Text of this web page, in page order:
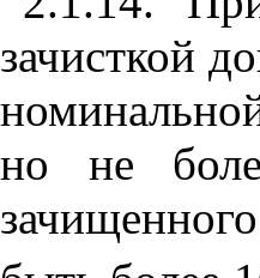
зачисткой
но не